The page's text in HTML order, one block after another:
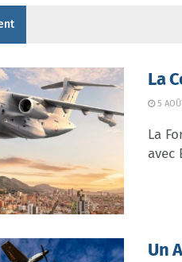
La
5
La
avec
Un